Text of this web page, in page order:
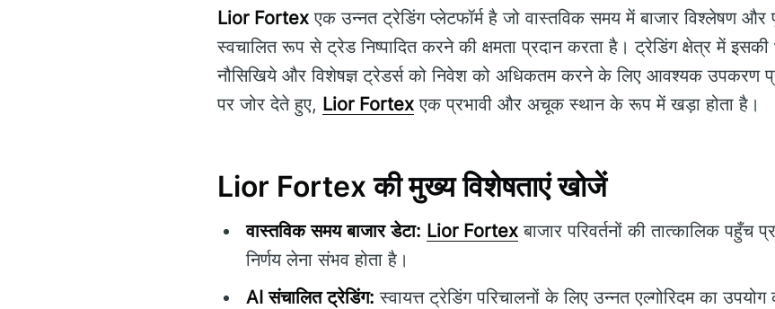
Lior Fortex एक उन्नत ट्रेडिंग प्लेटफॉर्म है जो वास्तविक समय में बाजार विश्लेषण और
स्वचालित रूप से ट्रेड निष्पादित करने की क्षमता प्रदान करता है। ट्रेडिंग क्षेत्र में इसकी
नौसिखिये और विशेषज्ञ ट्रेडर्स को निवेश को अधिकतम करने के लिए आवश्यक उपकरण
पर जोर देते हुए, Lior Fortex एक प्रभावी और अचूक स्थान के रूप में खड़ा होता है।
Lior Fortex की मुख्य विशेषताएं खोजें
वास्तविक समय बाजार डेटा: Lior Fortex बाजार परिवर्तनों की तात्कालिक पहुँच
निर्णय लेना संभव होता है।
AI संचालित ट्रेडिंग: स्वायत्त ट्रेडिंग परिचालनों के लिए उन्नत एल्गोरिदम का